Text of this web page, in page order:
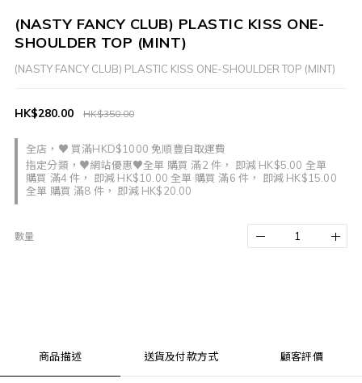
(NASTY FANCY CLUB) PLASTIC KISS ONE-
SHOULDER TOP (MINT)
(NASTY FANCY CLUB) PLASTIC KISS ONE-SHOULDER TOP (MINT)
全店，♥ 買滿HKD$1000 免順豐自取運費
指定分類，♥網站優惠♥全單 購買 滿2 件， 即減 HK$5.00 全單
購買 滿4 件， 即減 HK$10.00 全單 購買 滿6 件， 即減 HK$15.00
全單 購買 滿8 件， 即減 HK$20.00
HK$350.00
HK$280.00
數量
商品描述 送貨及付款方式 顧客評價